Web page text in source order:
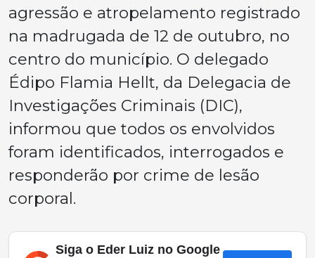
agressão e atropelamento registrado
na madrugada de 12 de outubro, no
centro do município. O delegado
Édipo Flamia Hellt, da Delegacia de
Investigações Criminais (DIC),
informou que todos os envolvidos
foram identificados, interrogados e
responderão por crime de lesão
corporal.
Siga o Eder Luiz no Google